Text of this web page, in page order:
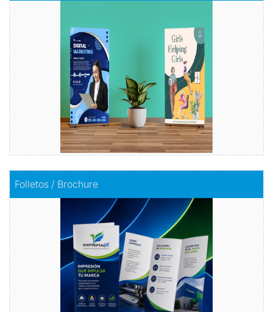
Folletos / Brochure
Impacta con información
Comprar
Comprar